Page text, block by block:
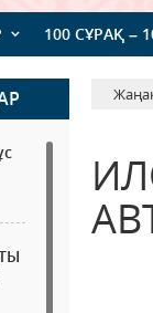
100 СҰРАҚ –